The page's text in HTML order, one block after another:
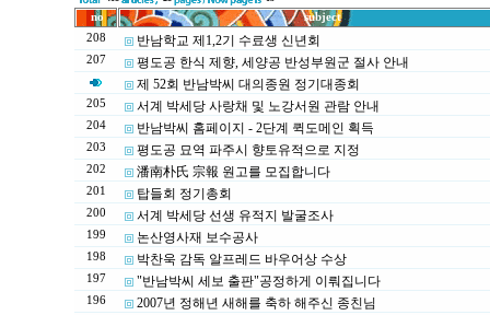
no
subject
208
반남학교 제1,2기 수료생 신년회
207
평도공 한식 제향, 세양공 반성부원군 절사 안내
제 52회 반남박씨 대의종원 정기대종회
205 서계 박세당 사랑채 및 노강서원 관람 안내
204 반남박씨 홈페이지 - 2단계 퀵도메인 획득
203 평도공 묘역 파주시 향토유적으로 지정
202 潘南朴氏 宗報 원고를 모집합니다
201 탑들회 정기총회
200 서계 박세당 선생 유적지 발굴조사
199 논산영사재 보수공사
198 박찬욱 감독 알프레드 바우어상 수상
197 "반남박씨 세보 출판"공정하게 이뤄집니다
196 2007년 정해년 새해를 축하 해주신 종친님